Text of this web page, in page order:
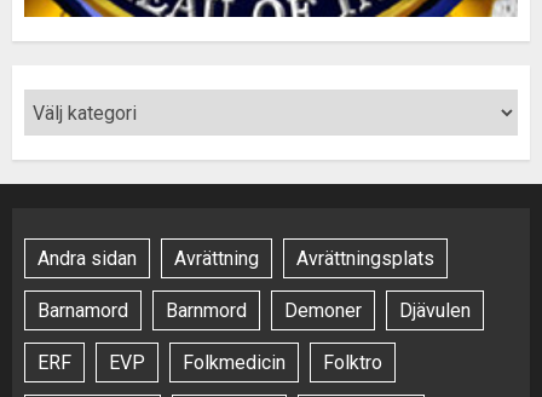
Andra sidan Avrättning Avrättningsplats
Barnamord Barnmord Demoner Djävulen
ERF EVP Folkmedicin Folktro